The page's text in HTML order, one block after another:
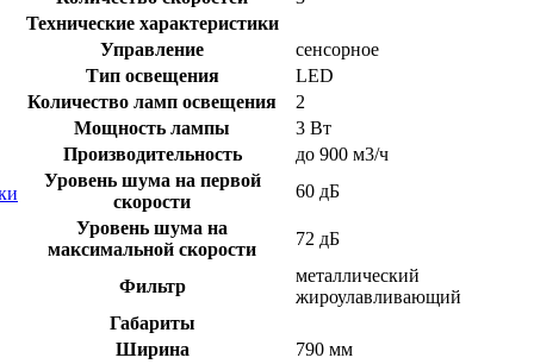
Технические характеристики
Управление
сенсорное
Тип освещения
LED
Количество ламп освещения
2
Мощность лампы
3 Вт
Производительность
до 900 м3/ч
Уровень шума на первой
скорости
60 дБ
Уровень шума на
максимальной скорости
72 дБ
Фильтр
металлический
жироулавливающий
Габариты
Ширина
790 мм